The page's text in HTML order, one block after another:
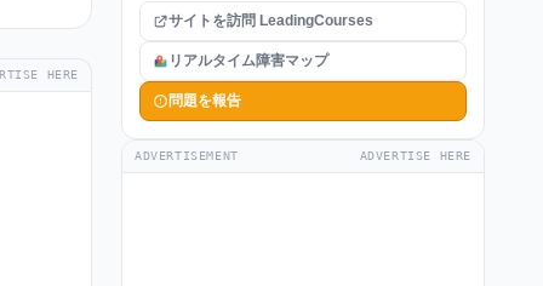
HERE
サイトを訪問 LeadingCourses
リアルタイム障害マップ
問題を報告
ADVERTISEMENT ADVERTISE HERE